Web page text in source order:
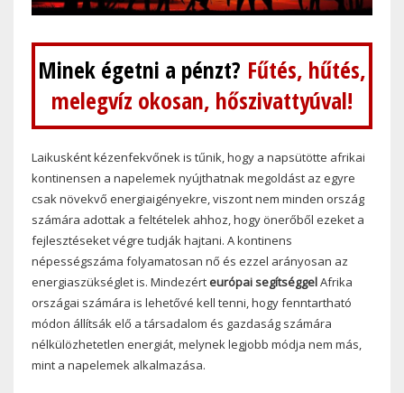
Minek égetni a pénzt? Fűtés, hűtés,
melegvíz okosan, hőszivattyúval!
Laikusként kézenfekvőnek is tűnik, hogy a napsütötte afrikai
kontinensen a napelemek nyújthatnak megoldást az egyre
csak növekvő energiaigényekre, viszont nem minden ország
számára adottak a feltételek ahhoz, hogy önerőből ezeket a
fejlesztéseket végre tudják hajtani. A kontinens
népességszáma folyamatosan nő és ezzel arányosan az
energiaszükséglet is. Mindezért európai segítséggelAfrika
országai számára is lehetővé kell tenni, hogy fenntartható
módon állítsák elő a társadalom és gazdaság számára
nélkülözhetetlen energiát, melynek legjobb módja nem más,
mint a napelemek alkalmazása.